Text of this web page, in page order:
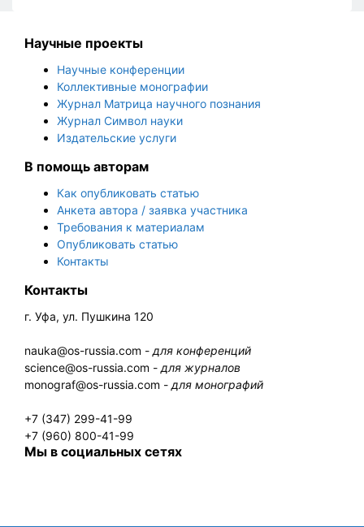
Научные проекты
Научные конференции
Коллективные монографии
Журнал Матрица научного познания
Журнал Символ науки
Издательские услуги
В помощь авторам
Как опубликовать статью
Анкета автора / заявка участника
Требования к материалам
Опубликовать статью
Контакты
Контакты
г. Уфа, ул. Пушкина 120
nauka@os-russia.com - для конференций
science@os-russia.com - для журналов
monograf@os-russia.com - для монографий
+7 (347) 299-41-99
+7 (960) 800-41-99
Мы в социальных сетях